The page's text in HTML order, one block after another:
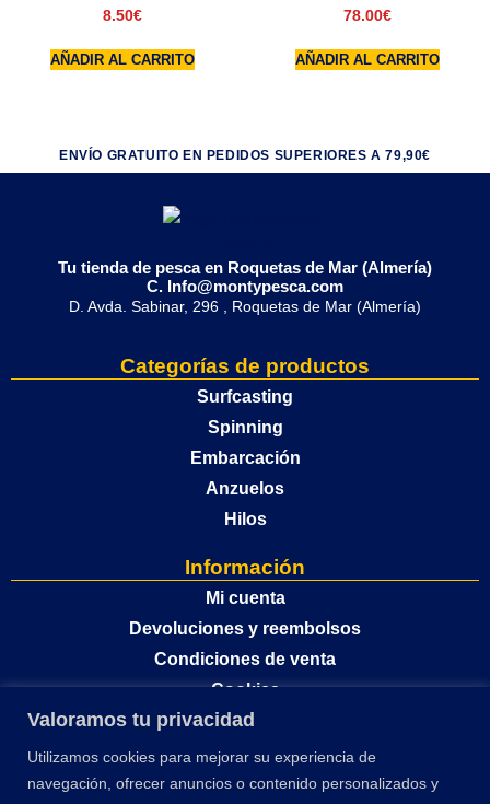
Valoramos tu privacidad
Utilizamos cookies para mejorar su experiencia de
navegación, ofrecer anuncios o contenido personalizados y
8.50€
AÑADIR AL CARRITO
78.00€
AÑADIR AL CARRITO
ENVÍO GRATUITO EN PEDIDOS SUPERIORES A 79,90€
Tu tienda de pesca en Roquetas de Mar (Almería)
C. Info@montypesca.com
D. Avda. Sabinar, 296 , Roquetas de Mar (Almería)
Categorías de productos
Surfcasting
Spinning
Embarcación
Anzuelos
Hilos
Información
Mi cuenta
Devoluciones y reembolsos
Condiciones de venta
Cookies
Política de privacidad